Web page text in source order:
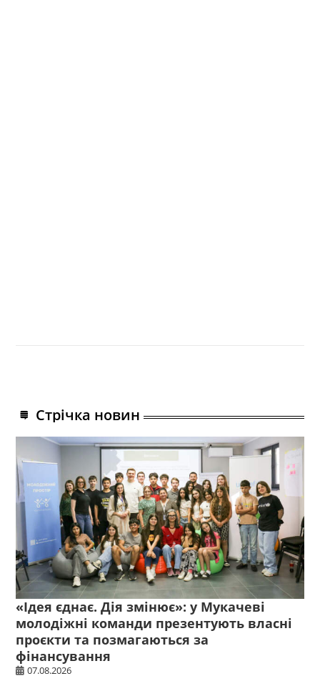
Стрічка новин
«Ідея єднає. Дія змінює»: у Мукачеві
молодіжні команди презентують власні
проєкти та позмагаються за
фінансування
07.08.2026